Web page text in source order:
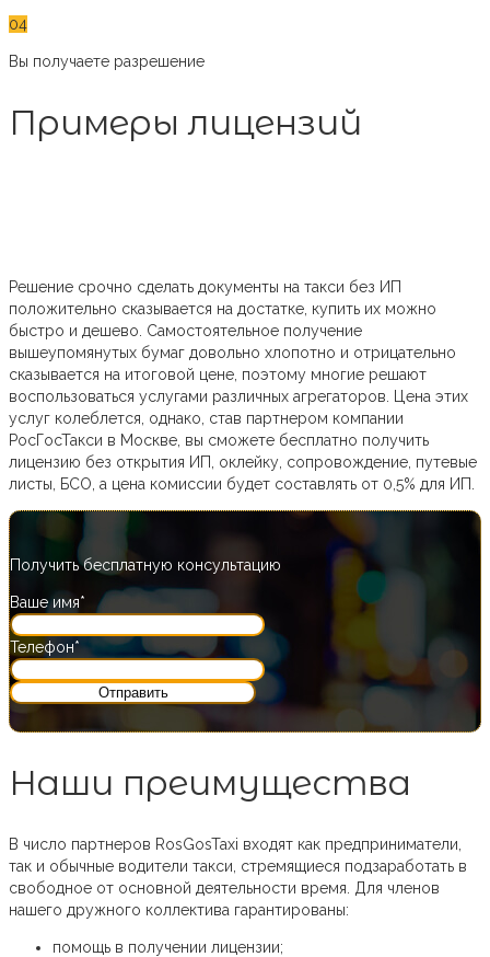
04
Вы получаете разрешение
Примеры лицензий
Решение срочно сделать документы на такси без ИП
положительно сказывается на достатке, купить их можно
быстро и дешево. Самостоятельное получение
вышеупомянутых бумаг довольно хлопотно и отрицательно
сказывается на итоговой цене, поэтому многие решают
воспользоваться услугами различных агрегаторов. Цена этих
услуг колеблется, однако, став партнером компании
РосГосТакси в Москве, вы сможете бесплатно получить
лицензию без открытия ИП, оклейку, сопровождение, путевые
листы, БСО, а цена комиссии будет составлять от 0,5% для ИП.
Получить бесплатную консультацию
Ваше имя*
Телефон*
Наши преимущества
В число партнеров RosGosTaxi входят как предприниматели,
так и обычные водители такси, стремящиеся подзаработать в
свободное от основной деятельности время. Для членов
нашего дружного коллектива гарантированы:
помощь в получении лицензии;